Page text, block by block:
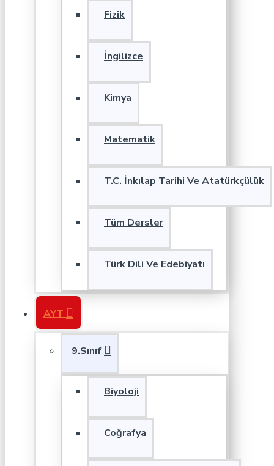
Fizik
İngilizce
Kimya
Matematik
T.C. İnkılap Tarihi Ve Atatürkçülük
Tüm Dersler
Türk Dili Ve Edebiyatı
AYT
9.Sınıf
Biyoloji
Coğrafya